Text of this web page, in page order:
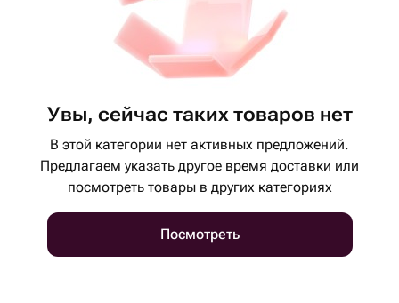
Увы, сейчас таких товаров нет
В этой категории нет активных предложений.
Предлагаем указать другое время доставки или
посмотреть товары в других категориях
Посмотреть